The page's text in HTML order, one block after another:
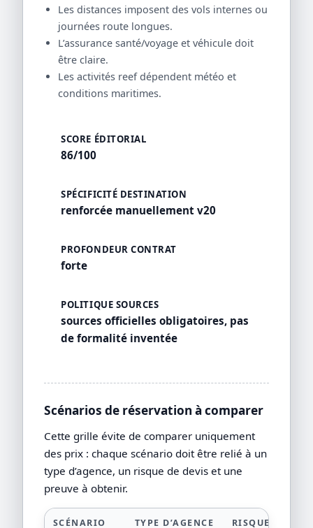
Les distances imposent des vols internes ou
journées route longues.
L’assurance santé/voyage et véhicule doit
être claire.
Les activités reef dépendent météo et
conditions maritimes.
SCORE ÉDITORIAL
86/100
SPÉCIFICITÉ DESTINATION
renforcée manuellement v20
PROFONDEUR CONTRAT
forte
POLITIQUE SOURCES
sources officielles obligatoires, pas
de formalité inventée
Scénarios de réservation à comparer
Cette grille évite de comparer uniquement
des prix : chaque scénario doit être relié à un
type d’agence, un risque de devis et une
preuve à obtenir.
SCÉNARIO
TYPE D’AGENCE
RISQUE À